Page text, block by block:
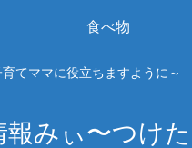
てママに役立ちますように～
みぃ〜つけ
食べ物